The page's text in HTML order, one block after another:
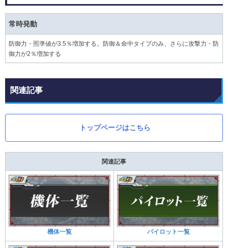
常時発動
防御力・照準値が3.5％増加する。防御＆命中タイプのみ、さらに攻撃力・防
御力が2％増加する
関連記事
トップページはこちら
関連記事
機体一覧 パイロット一覧